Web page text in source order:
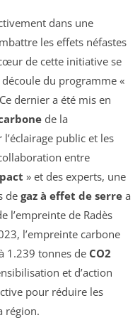
dans une
les effets néfastes
de cette initiative se
découle du programme «
dernier a été mis en
de la
public et les
entre
» et des experts, une
de gaz à effet de serre a
l’empreinte de Radès
l’empreinte carbone
1.239 tonnes de CO2
et d’action
pour réduire les
région.